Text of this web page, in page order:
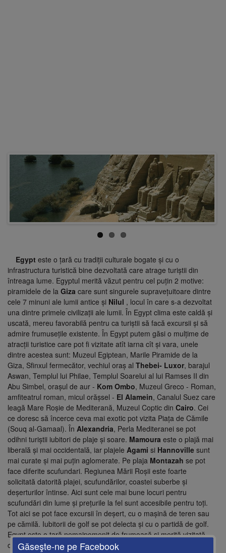
Egypt este o țară cu tradiții culturale bogate și cu o
infrastructura turistică bine dezvoltată care atrage turiștii din
întreaga lume. Egyptul merită văzut pentru cel puțin 2 motive:
piramidele de la Giza care sunt singurele supravețuitoare dintre
cele 7 minuni ale lumii antice și Nilul , locul în care s-a dezvoltat
una dintre primele civilizații ale lumii. În Egypt clima este caldă și
uscată, mereu favorabilă pentru ca turiștii să facă excursii și să
admire frumusețile existente. În Egypt putem găsi o mulțime de
atracții turistice care pot fi vizitate atît iarna cît și vara, unele
dintre acestea sunt: Muzeul Egiptean, Marile Piramide de la
Giza, Sfinxul fermecător, vechiul oraș al Thebei- Luxor, barajul
Aswan, Templul lui Philae, Templul Soarelui al lui Ramses II din
Abu Simbel, orașul de aur - Kom Ombo, Muzeul Greco - Roman,
amfiteatrul roman, micul orășsel - El Alamein, Canalul Suez care
leagă Mare Roșie de Mediterană, Muzeul Coptic din Cairo. Cei
ce doresc să încerce ceva mai exotic pot vizita Piața de Cămile
(Souq al-Gamaal). În Alexandria, Perla Mediteranei se pot
odihni turiștii iubitori de plaje și soare. Mamoura este o plajă mai
liberală și mai occidentală, iar plajele Agami si Hannoville sunt
mai curate și mai puțin aglomerate. Pe plaja Montazah se pot
face diferite scufundari. Regiunea Mării Roșii este foarte
solicitată datorită plajei, scufundărilor, coastei suberbe și
deșerturilor întinse. Aici sunt cele mai bune locuri pentru
scufundări din lume și prețurile la fel sunt accesibile pentru toți.
Tot aici se pot face excursii în deșert, cu o mașină de teren sau
pe cămilă. Iubitorii de golf se pot delecta și cu o partidă de golf.
Egypt este o țară nemaipomenit de frumoasă și merită vizitată
cel puțin odata în viată.
Găseşte-ne pe Facebook